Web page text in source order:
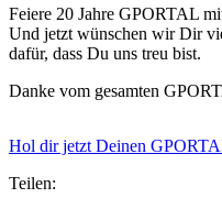
Feiere 20 Jahre GPORTAL
Und jetzt wünschen wir Dir
dafür, dass Du uns treu bist.
Danke vom gesamten
Hol dir jetzt Deinen
Teilen: